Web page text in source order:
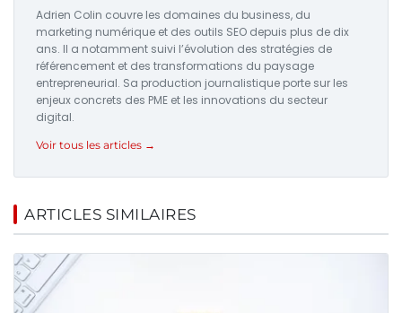
Adrien Colin couvre les domaines du business, du
marketing numérique et des outils SEO depuis plus de dix
ans. Il a notamment suivi l’évolution des stratégies de
référencement et des transformations du paysage
entrepreneurial. Sa production journalistique porte sur les
enjeux concrets des PME et les innovations du secteur
digital.
Voir tous les articles →
ARTICLES SIMILAIRES